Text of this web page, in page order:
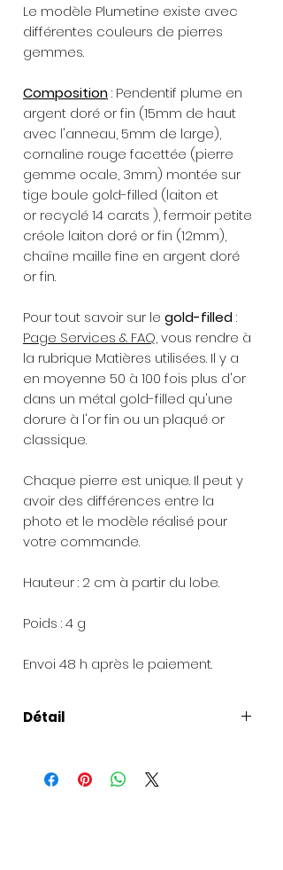
Le modèle Plumetine existe avec
différentes couleurs de pierres
gemmes.
Composition: Pendentif plume en
argent doré or fin (15mm de haut
avec l'anneau, 5mm de large),
cornaline rouge facettée (pierre
gemme ocale, 3mm) montée sur
tige boule gold-filled (laiton et
or recyclé 14 carats ), fermoir petite
créole laiton doré or fin (12mm),
chaîne maille fine en argent doré
or fin.
Pour tout savoir sur le gold-filled:
Page Services & FAQ, vous rendre à
la rubrique Matières utilisées. Il y a
en moyenne 50 à 100 fois plus d'or
dans un métal gold-filled qu'une
dorure à l'or fin ou un plaqué or
classique.
Chaque pierre est unique. Il peut y
avoir des différences entre la
photo et le modèle réalisé pour
votre commande.
Hauteur : 2 cm à partir du lobe.
Poids : 4 g
Envoi 48 h après le paiement.
Détail
Chaque bijou est livré dans une
pochette en organza et une petite